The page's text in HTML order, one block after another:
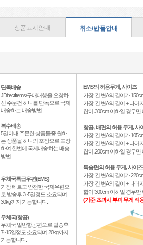
상품고시안내 취소/반품안내
단독배송
JDirectItems/구매대행을 요청하
신 주문건 하나를 단독으로 국제
배송하는 배송방법
복수배송
5일이내 주문한 상품들중 원하
는 상품을 하나의 포장으로 포장
하여 한번에 국제배송하는 배송
방법
우체국특급우편(EMS)
가장 빠르고 안전한 국제우편으
로 발송후 3~5일정도 소요되며
30kg까지 가능합니다.
우체국(항공)
우체국 일반항공편으로 발송후
7~15일정도 소요되며 20kg까지
가능합니다.
EMS의 허용무게, 사이즈
가장 긴 변A의 길이가
가장 긴 변A의 길이 + 나머
합이 300cm 이하일 경우만
항공, 배편의 허용 무게, 사
가장 긴 변A의 길이가
가장 긴 변A의 길이 + 나머
합이 200cm 이하일 경우만
특송편의 허용 무게, 사이즈
가장 긴 변A의 길이가
가장 긴 변A의 길이 + 나머
합이 300cm 이하일 경우만
(기준 초과시 부피 무게 적